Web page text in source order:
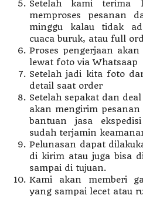
Setelah kami terima
memproses pesanan
minggu kalau tidak
cuaca buruk, atau full
Proses pengerjaan
lewat foto via Whatsaap
Setelah jadi kita foto
detail saat order
Setelah sepakat dan
akan mengirim
bantuan jasa
sudah terjamin
Pelunasan dapat
di kirim atau juga bisa
sampai di tujuan.
Kami akan memberi
yang sampai lecet atau